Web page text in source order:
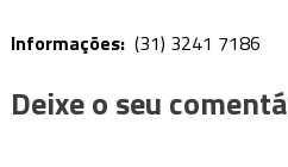
Informações: (31) 3241 7186
Deixe o seu